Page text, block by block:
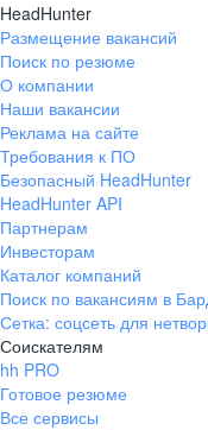
HeadHunter
Размещение вакансий
Поиск по резюме
О компании
Наши вакансии
Реклама на сайте
Требования к ПО
Безопасный HeadHunter
HeadHunter API
Партнерам
Инвесторам
Каталог компаний
Поиск по вакансиям в
Сетка: соцсеть для
Соискателям
hh PRO
Готовое резюме
Все сервисы